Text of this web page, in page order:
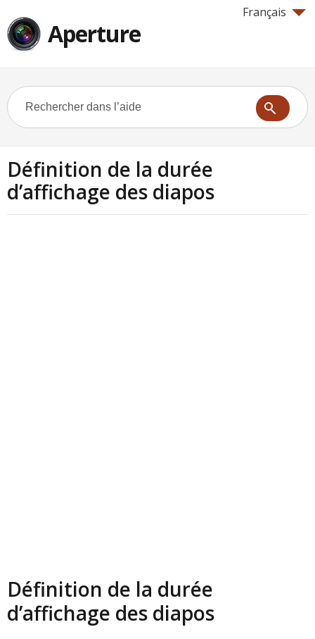
Français
Aperture
Définition de la durée
d’affichage des diapos
Définition de la durée
d’affichage des diapos